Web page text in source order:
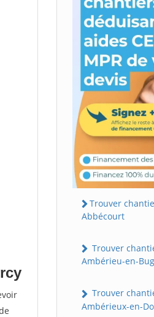
Trouver
Abbécourt
Trouver
Ambérieu-en-
Trouver
Ambérieux-en-